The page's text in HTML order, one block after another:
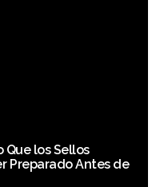
Que los Sellos
Preparado Antes de